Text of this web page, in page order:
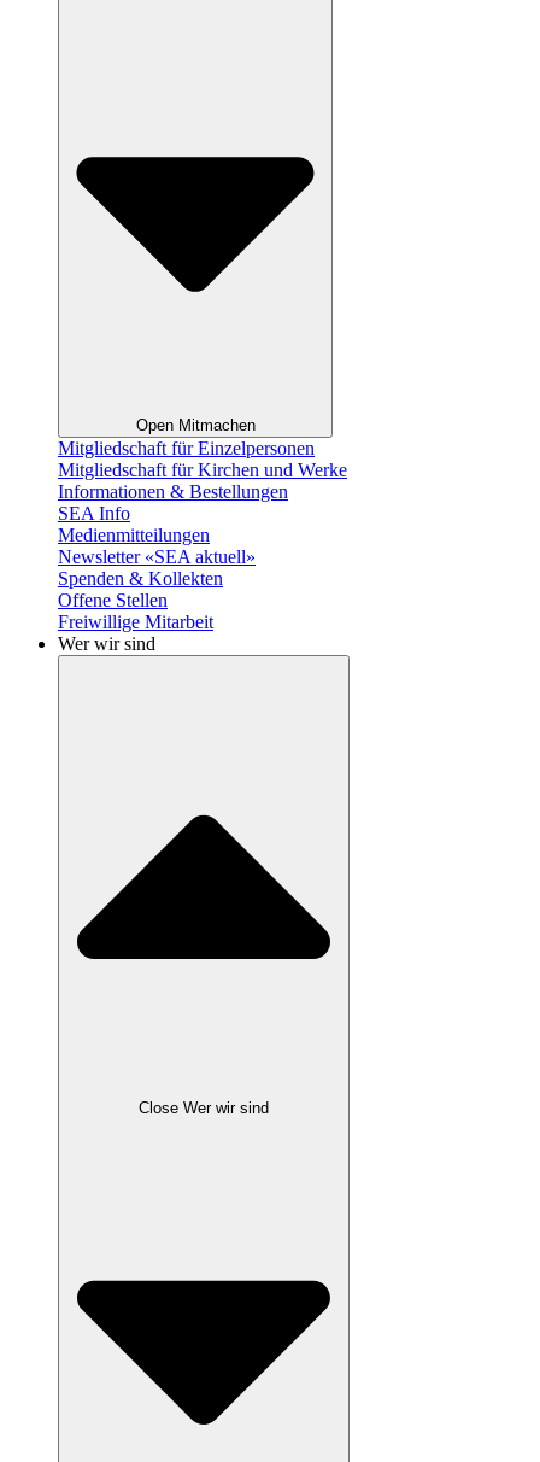
Open Mitmachen
Mitgliedschaft für Einzelpersonen
Mitgliedschaft für Kirchen und Werke
Informationen & Bestellungen
SEA Info
Medienmitteilungen
Newsletter «SEA aktuell»
Spenden & Kollekten
Offene Stellen
Freiwillige Mitarbeit
Wer wir sind
Close Wer wir sind